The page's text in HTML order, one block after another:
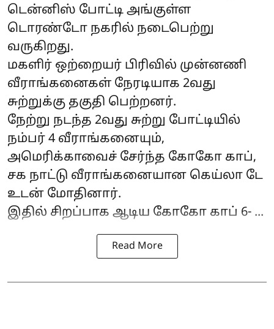
டென்னிஸ் போட்டி அங்குள்ள
டொரண்டோ நகரில் நடைபெற்று
வருகிறது.
மகளிர் ஒற்றையர் பிரிவில் முன்னணி
வீராங்கனைகள் நேரடியாக 2வது
சுற்றுக்கு தகுதி பெற்றனர்.
நேற்று நடந்த 2வது சுற்று போட்டியில்
நம்பர் 4 வீராங்கனையும்,
அமெரிக்காவைச் சேர்ந்த கோகோ காப்,
சக நாட்டு வீராங்கனையான கெய்லா டே
உடன் மோதினார்.
இதில் சிறப்பாக ஆடிய கோகோ காப் 6- ...
Read More